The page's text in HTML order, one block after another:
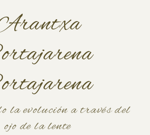
la evolución a través del
ojo de la lente